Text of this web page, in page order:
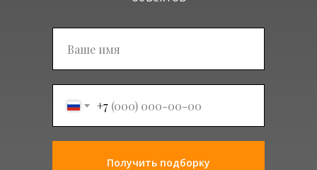
Подписаться
+7
Получить подборку